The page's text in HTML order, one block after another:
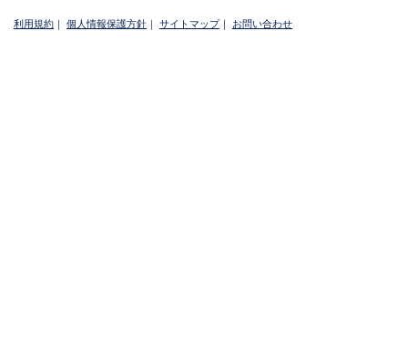
利用規約 ｜ 個人情報保護方針 ｜ サイトマップ｜ お問い合わせ